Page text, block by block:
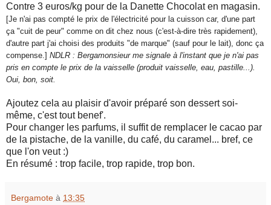
Contre 3 euros/kg pour de la Danette Chocolat en magasin.
[Je n'ai pas compté le prix de l'électricité pour la cuisson car, d'une part
ça "cuit de peur" comme on dit chez nous (c'est-à-dire très rapidement),
d'autre part j'ai choisi des produits "de marque" (sauf pour le lait), donc ça
compense.] NDLR : Bergamonsieur me signale à l'instant que je n'ai pas
pris en compte le prix de la vaisselle (produit vaisselle, eau, pastille...).
Oui, bon, soit.
Ajoutez cela au plaisir d'avoir préparé son dessert soi-
même, c'est tout benef'.
Pour changer les parfums, il suffit de remplacer le cacao par
de la pistache, de la vanille, du café, du caramel... bref, ce
que l'on veut :)
En résumé : trop facile, trop rapide, trop bon.
Bergamote à 13:35